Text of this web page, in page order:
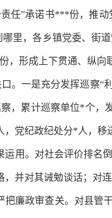
任”承诺书***份，推
哪里，各乡镇党委、
形成上下贯通、纵向
口。一是充分发挥巡察
，累计巡察单位*个
党纪政纪处分*人，
用。对社会评价排名
并对其诫勉谈话；对
廉政审查关。对县管